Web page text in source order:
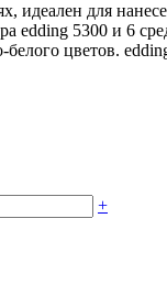
для
edding 5300 и 6
цветов.
+